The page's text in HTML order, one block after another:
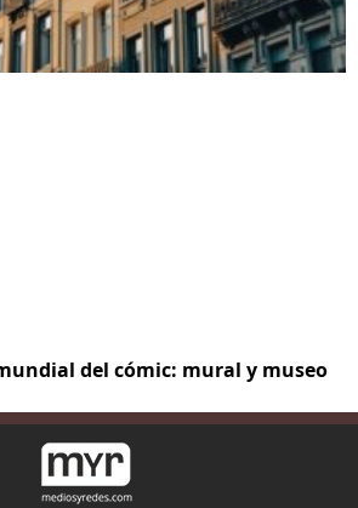
del cómic: mural y museo